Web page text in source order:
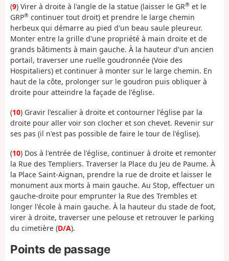
(9) Virer à droite à l'angle de la statue (laisser le GR® et le
GRP® continuer tout droit) et prendre le large chemin
herbeux qui démarre au pied d'un beau saule pleureur.
Monter entre la grille d'une propriété à main droite et de
grands bâtiments à main gauche. À la hauteur d'un ancien
portail, traverser une ruelle goudronnée (Voie des
Hospitaliers) et continuer à monter sur le large chemin. En
haut de la côte, prolonger sur le goudron puis obliquer à
droite pour atteindre la façade de l'église.
(10) Gravir l'escalier à droite et contourner l'église par la
droite pour aller voir son clocher et son chevet. Revenir sur
ses pas (il n'est pas possible de faire le tour de l'église).
(10) Dos à l'entrée de l'église, continuer à droite et remonter
la Rue des Templiers. Traverser la Place du Jeu de Paume. À
la Place Saint-Aignan, prendre la rue de droite et laisser le
monument aux morts à main gauche. Au Stop, effectuer un
gauche-droite pour emprunter la Rue des Trembles et
longer l'école à main gauche. À la hauteur du stade de foot,
virer à droite, traverser une pelouse et retrouver le parking
du cimetière (D/A).
Points de passage